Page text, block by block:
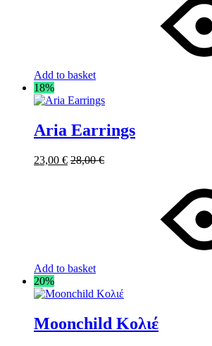
Add to basket
18%
Aria Earrings
23,00 € 28,00€
Add to basket
20%
Moonchild Κολιέ